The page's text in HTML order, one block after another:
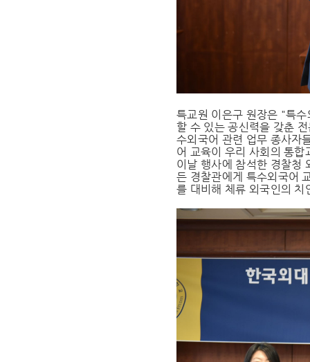
특교원 이은구 원장은 "특
할 수 있는 공신력을 갖춘
수외국어 관련 업무 종사자
어 교육이 우리 사회의 통
이날 행사에 참석한 경찰청
든 경찰관에게 특수외국어
를 대비해 체류 외국인의